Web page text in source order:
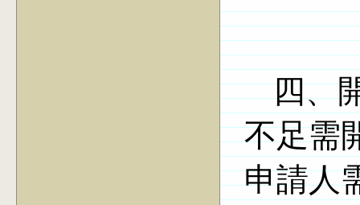
四、開
不足需
申請人